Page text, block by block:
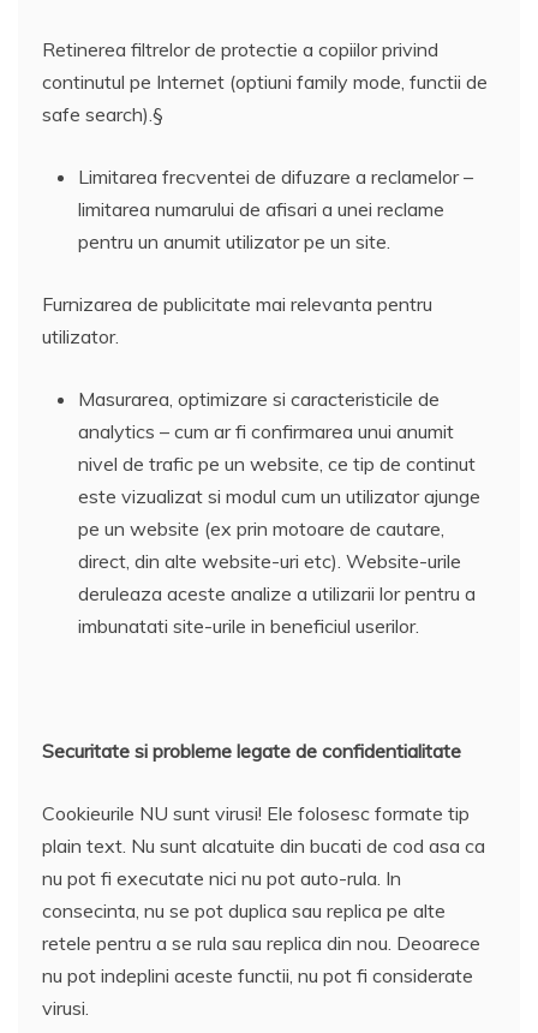
Retinerea filtrelor de protectie a copiilor privind
continutul pe Internet (optiuni family mode, functii de
safe search).§
Limitarea frecventei de difuzare a reclamelor –
limitarea numarului de afisari a unei reclame
pentru un anumit utilizator pe un site.
Furnizarea de publicitate mai relevanta pentru
utilizator.
Masurarea, optimizare si caracteristicile de
analytics – cum ar fi confirmarea unui anumit
nivel de trafic pe un website, ce tip de continut
este vizualizat si modul cum un utilizator ajunge
pe un website (ex prin motoare de cautare,
direct, din alte website-uri etc). Website-urile
deruleaza aceste analize a utilizarii lor pentru a
imbunatati site-urile in beneficiul userilor.
Securitate si probleme legate de confidentialitate
Cookieurile NU sunt virusi! Ele folosesc formate tip
plain text. Nu sunt alcatuite din bucati de cod asa ca
nu pot fi executate nici nu pot auto-rula. In
consecinta, nu se pot duplica sau replica pe alte
retele pentru a se rula sau replica din nou. Deoarece
nu pot indeplini aceste functii, nu pot fi considerate
virusi.